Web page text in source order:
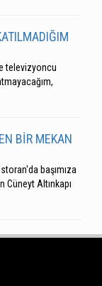
televizyoncu
BİR MEKAN
başımıza
Cüneyt Altınkapı